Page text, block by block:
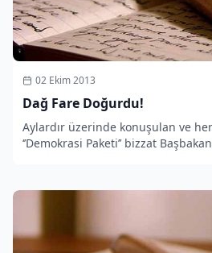
02 Ekim 2013
Dağ Fare Doğurdu!
Aylardır üzerinde konuşulan ve
‘’Demokrasi Paketi’’ bizzat